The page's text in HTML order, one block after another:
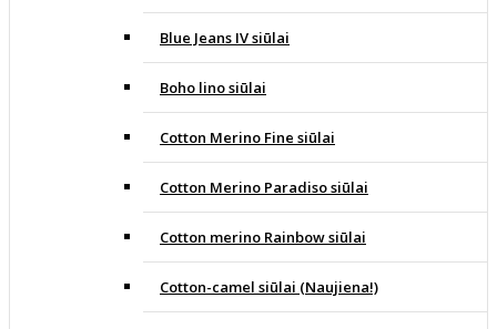
Blue Jeans IV siūlai
Boho lino siūlai
Cotton Merino Fine siūlai
Cotton Merino Paradiso siūlai
Cotton merino Rainbow siūlai
Cotton-camel siūlai (Naujiena!)